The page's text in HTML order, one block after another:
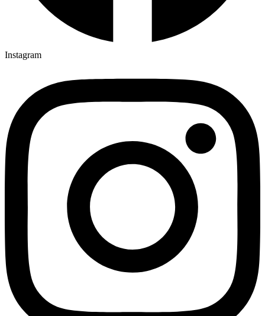
Instagram